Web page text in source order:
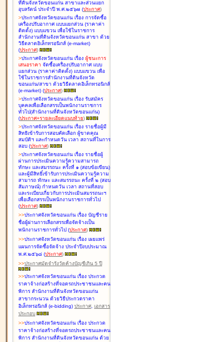
ที่ดินจังหวัดขอนแก่น สาขาและส่วนแยก
อุบลรัตน์ ประจำปี พ.ศ.๒๕๖๗ (ประกาศ)
>ประกาศจังหวัดขอนแก่น เรื่อง การจัดซื้อ
เครื่องปรับอากาศ แบบแยกส่วน (ราคาค่า
ติดตั้ง) แบบแขวน เพื่อใช้ในราชการ
สำนักงานที่ดินจังหวัดขอนแก่น สาขา ด้วย
วิธีตลาดอิเล็กทรอนิกส์ (e-market)
(ประกาศ)
>ประกาศจังหวัดขอนแก่น เรื่อง ผู้ชนะการ
เสนอราคา จัดซื้อเครื่องปรับอากาศ แบบ
แยกส่วน (ราคาค่าติดตั้ง) แบบแขวน เพื่อ
ใช้ในราชการสำนักงานที่ดินจังหวัด
ขอนแก่น/สาขา ด้วยวิธีตลาดอิเล็กทรอนิกส์
(e-market) (ประกาศ)
>ประกาศจังหวัดขอนแก่น เรื่อง รับสมัคร
บุคคลเพื่อเลือกสรรเป็นพนักงานราชการ
ทั่วไป(สำนักงานที่ดินจังหวัดขอนแก่น)
(ประกาศ+รายละเอียดแนบท้าย)
>ประกาศจังหวัดขอนแก่น เรื่อง รายชื่อผู้มี
สิทธิเข้ารับการสอบคัดเลือก ผู้ขาดคุณ
สมบัติฯ และกำหนดวัน เวลา สถานที่ในการ
สอบ (ประกาศ)
>ประกาศจังหวัดขอนแก่น เรื่อง รายชื่อผู้
ผ่านการประเมินความรู้ความสามารถ
ทักษะ และสมรรถนะ ครั้งที่ ๑ (สอบข้อเขียน)
และผู้มีสิทธิ์เข้ารับการประเมินความรู้ความ
สามารถ ทักษะ และสมรรถนะ ครั้งที่ ๒ (สอบ
สัมภาษณ์) กำหนดวัน เวลา สถานที่สอบ
และระเบียบเกี่ยวกับการประเมินสมรรถนะฯ
เพื่อเลือกสรรเป็นพนักงานราชการทั่วไป
(ประกาศ)
>>ประกาศจังหวัดขอนแก่น เรื่อง บัญชีราย
ชื่อผู้ผ่านการเลือกสรรเพื่อจัดจ้างเป็น
พนักงานราชการทั่วไป (ประกาศ)
>>ประกาศจังหวัดขอนแก่น เรื่อง เผยแพร่
แผนการจัดซื้อจัดจ้าง ประจำปีงบประมาณ
พ.ศ.๒๕๖๘ (ประกาศ)
>>ประกาศมัดจำรังวัดค้างบัญชีเกิน 5 ปี
>>ประกาศจังหวัดขอนแก่น เรื่อง ประกวด
ราคาจ้างก่อสร้างที่จอดรถประชาชนและคน
พิการ สำนักงานที่ดินจังหวัดขอนแก่น
สาขากระนวน ด้วยวิธีประกวดราคา
อิเล็กทรอนิกส์ (e-bidding) ประกาศ, เอกสาร
ประกอบ
>>ประกาศจังหวัดขอนแก่น เรื่อง ประกวด
ราคาจ้างก่อสร้างที่จอดรถประชาชนและคน
พิการ สำนักงานที่ดินจังหวัดขอนแก่น ด้วย